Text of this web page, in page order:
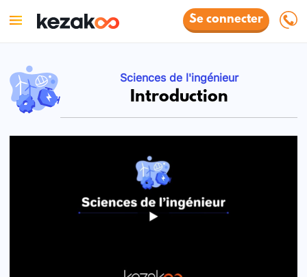
Se connecter
Sciences de l'ingénieur
Introduction